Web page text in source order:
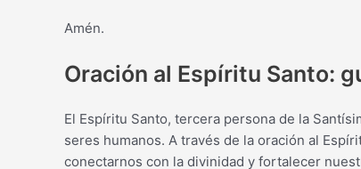
Amén.
Oración al Espíritu Santo:
El Espíritu Santo, tercera persona de la
seres humanos. A través de la oración al
conectarnos con la divinidad y fortalecer